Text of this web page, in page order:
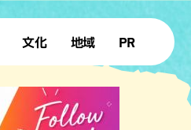
文化
復帰50年
地域
本島北部
本島南部
PR